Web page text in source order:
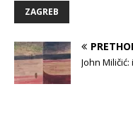
ZAGREB
John